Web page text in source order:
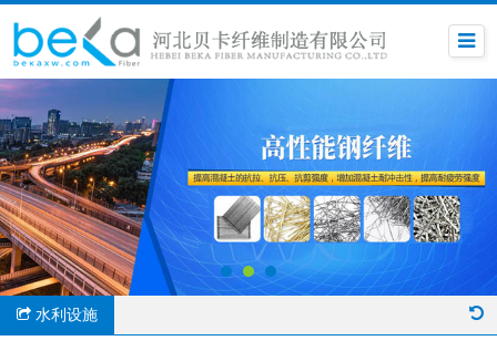
水利设施